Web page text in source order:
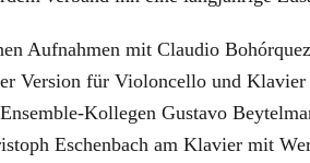
Aufnahmen mit Claudio
Version für Violoncello und
Kollegen Gustavo
Eschenbach am Klavier mit